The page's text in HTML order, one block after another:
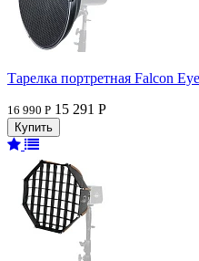
Тарелка портретная Falcon
16 990 Р 15 291 Р